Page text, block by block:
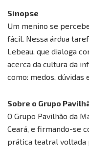
Sinopse
Um menino se
fácil. Nessa árdua
Lebeau, que dialoga
acerca da cultura da
como: medos, dúvidas
Sobre o Grupo
O Grupo Pavilhão da
Ceará, e firmando-se
prática teatral voltada